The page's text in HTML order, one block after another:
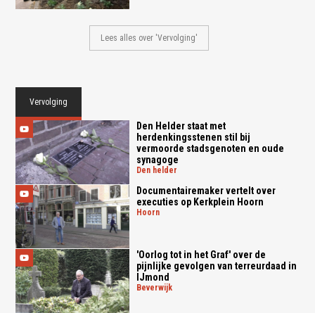
Lees alles over 'Vervolging'
Vervolging
Den Helder staat met
herdenkingsstenen stil bij
vermoorde stadsgenoten en oude
synagoge
den helder
Documentairemaker vertelt over
executies op Kerkplein Hoorn
hoorn
'Oorlog tot in het Graf' over de
pijnlijke gevolgen van terreurdaad in
IJmond
beverwijk